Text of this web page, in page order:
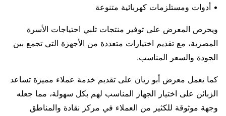
• أدوات ومستلزمات كهربائية متنوعة
ويحرص المعرض على توفير منتجات تلبي احتياجات الأسرة
المصرية، مع تقديم اختيارات متعددة من الأجهزة التي تجمع بين
الجودة والسعر المناسب.
كما يعمل معرض أبو ريان على تقديم خدمة عملاء مميزة تساعد
الزبائن على اختيار الجهاز المناسب لهم بكل سهولة، مما جعله
وجهة موثوقة للكثير من العملاء في مركز نقادة والمناطق